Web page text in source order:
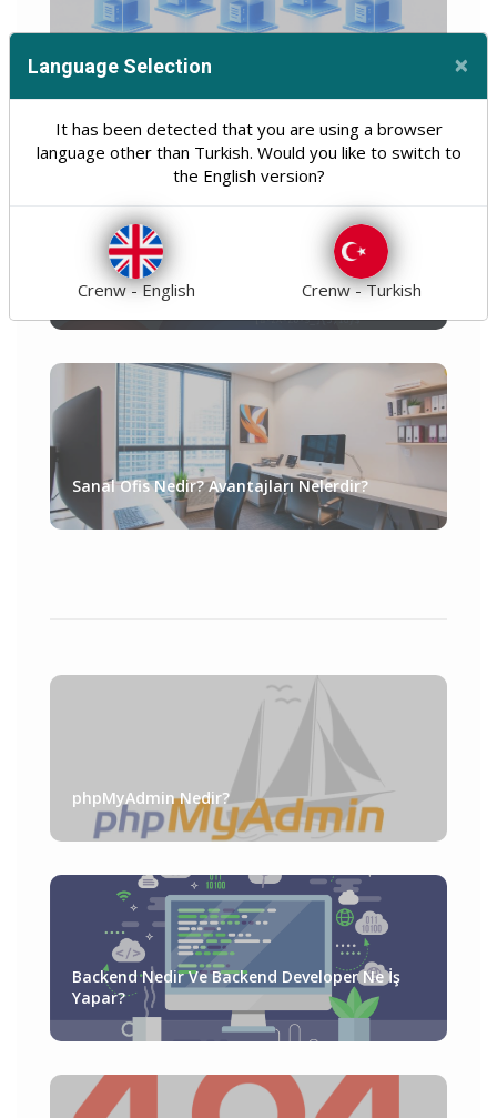
VMware ESXi Nedir? ESX Farkı, Avantajları ve
Regex Nedir? Nasıl Çalışır?
Sanal Ofis Nedir? Avantajları Nelerdir?
phpMyAdmin Nedir?
Backend Nedir Ve Backend Developer Ne İş
Yapar?
Language Selection ×
It has been detected that you are using a browser
language other than Turkish. Would you like to switch to
the English version?
Crenw - English Crenw - Turkish